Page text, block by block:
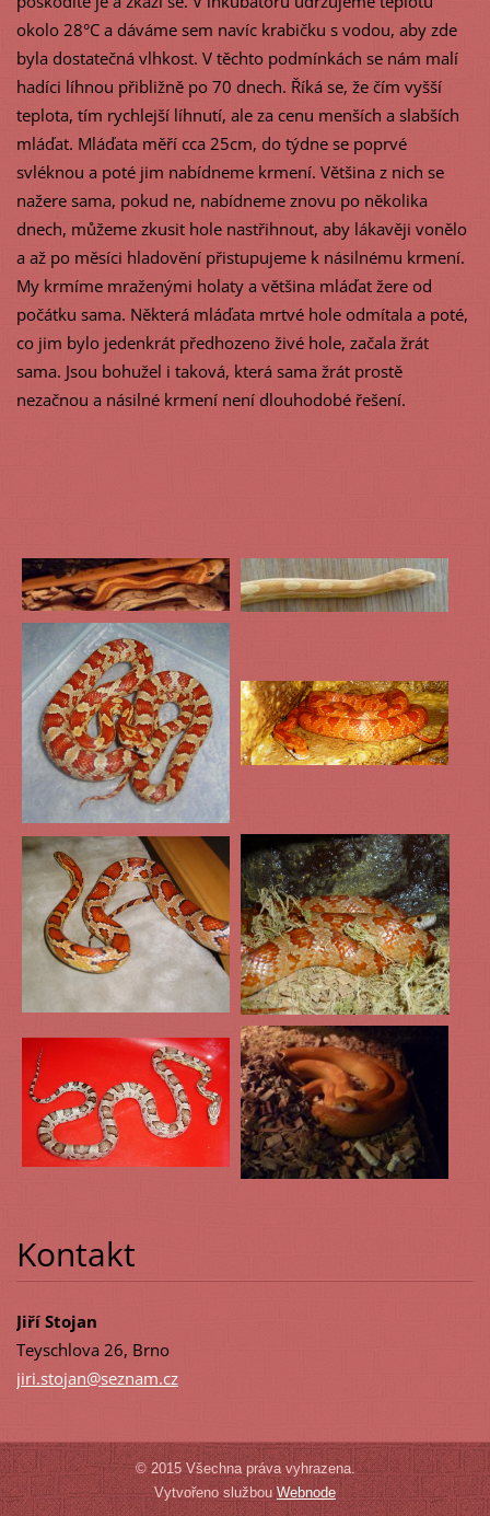
okolo 28°C a dáváme sem navíc krabičku s vodou, aby zde
byla dostatečná vlhkost. V těchto podmínkách se nám malí
hadíci líhnou přibližně po 70 dnech. Říká se, že čím vyšší
teplota, tím rychlejší líhnutí, ale za cenu menších a slabších
mláďat. Mláďata měří cca 25cm, do týdne se poprvé
svléknou a poté jim nabídneme krmení. Většina z nich se
nažere sama, pokud ne, nabídneme znovu po několika
dnech, můžeme zkusit hole nastřihnout, aby lákavěji vonělo
a až po měsíci hladovění přistupujeme k násilnému krmení.
My krmíme mraženými holaty a většina mláďat žere od
počátku sama. Některá mláďata mrtvé hole odmítala a poté,
co jim bylo jedenkrát předhozeno živé hole, začala žrát
sama. Jsou bohužel i taková, která sama žrát prostě
nezačnou a násilné krmení není dlouhodobé řešení.
Kontakt
Jiří Stojan
Teyschlova 26, Brno
jiri.stojan@seznam.cz
© 2015 Všechna práva vyhrazena.
Vytvořeno službou Webnode